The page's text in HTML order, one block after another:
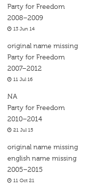
Party for Freedom
2008–2009
13 Jun 14
original name missing
Party for Freedom
2007–2012
11 Jul 16
NA
Party for Freedom
2010–2014
21 Jul 15
original name missing
english name missing
2005–2015
11 Oct 21